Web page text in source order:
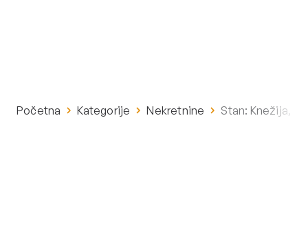
Početna Kategorije Nekretnine Stan: Knežija,